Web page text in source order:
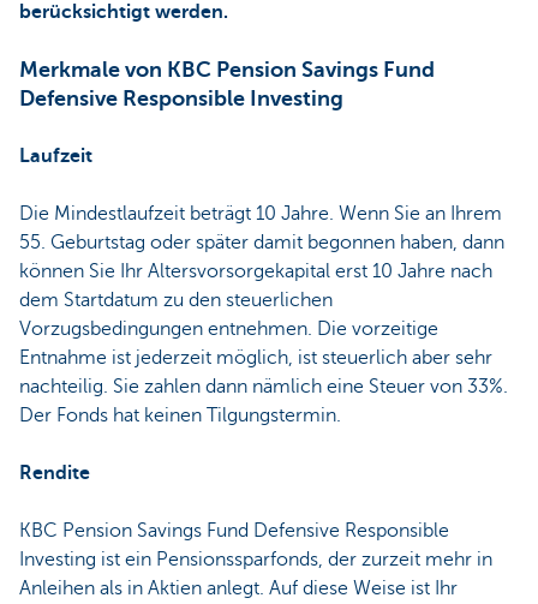
berücksichtigt werden.
Merkmale von KBC Pension Savings Fund
Defensive Responsible Investing
Laufzeit
Die Mindestlaufzeit beträgt 10 Jahre. Wenn Sie an Ihrem
55. Geburtstag oder später damit begonnen haben, dann
können Sie Ihr Altersvorsorgekapital erst 10 Jahre nach
dem Startdatum zu den steuerlichen
Vorzugsbedingungen entnehmen. Die vorzeitige
Entnahme ist jederzeit möglich, ist steuerlich aber sehr
nachteilig. Sie zahlen dann nämlich eine Steuer von 33%.
Der Fonds hat keinen Tilgungstermin.
Rendite
KBC Pension Savings Fund Defensive Responsible
Investing ist ein Pensionssparfonds, der zurzeit mehr in
Anleihen als in Aktien anlegt. Auf diese Weise ist Ihr